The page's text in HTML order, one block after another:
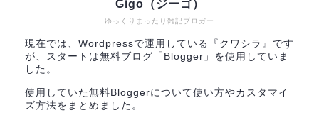
ゆっくりまったり雑記ブロガー
Gigo（ジーゴ）
現在では、Wordpressで運用している『クワシラ』です
が、スタートは無料ブログ「Blogger」を使用していま
した。
使用していた無料Bloggerについて使い方やカスタマイ
ズ方法をまとめました。